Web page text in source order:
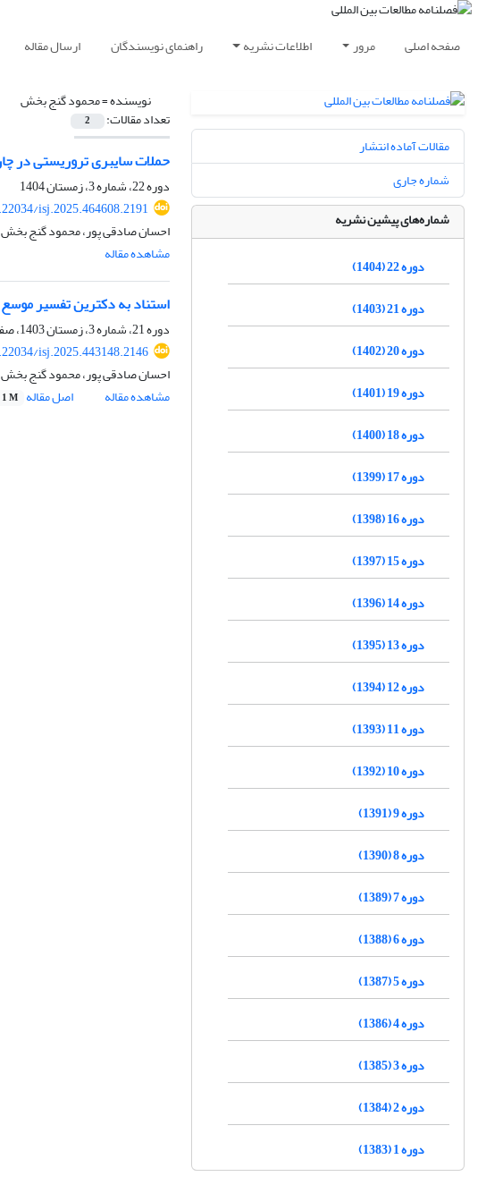
صفحه اصلی مرور اطلاعات نشریه راهنمای نویسندگان ارسال مقاله
نویسنده =محمود گنج بخش
تعداد مقالات: 2
حملات سایبری تروریستی در
دوره 22، شماره 3، زمستان 1404
isj.2025.464608.2191
احسان صادقی پور، محمود گنج بخش
مشاهده مقاله
استناد به دکترین تفسیر
دوره 21، شماره 3، زمستان 1403، صفحه
isj.2025.443148.2146
احسان صادقی پور، محمود گنج
مشاهده مقاله
اصل مقاله 1 M
مقالات آماده انتشار
شماره جاری
شماره‌های پیشین نشریه
دوره 22 (1404)
دوره 21 (1403)
دوره 20 (1402)
دوره 19 (1401)
دوره 18 (1400)
دوره 17 (1399)
دوره 16 (1398)
دوره 15 (1397)
دوره 14 (1396)
دوره 13 (1395)
دوره 12 (1394)
دوره 11 (1393)
دوره 10 (1392)
دوره 9 (1391)
دوره 8 (1390)
دوره 7 (1389)
دوره 6 (1388)
دوره 5 (1387)
دوره 4 (1386)
دوره 3 (1385)
دوره 2 (1384)
دوره 1 (1383)